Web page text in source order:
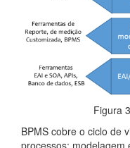
Figura
BPMS cobre o ciclo de